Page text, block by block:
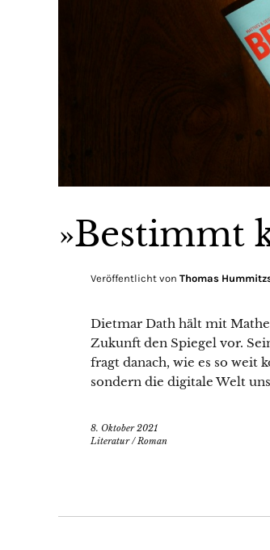
»Bestimmt
Veröffentlicht von Thomas
Dietmar Dath hält mit
Zukunft den Spiegel vor.
fragt danach, wie es so weit
sondern die digitale Welt
8. Oktober 2021
Literatur/Roman